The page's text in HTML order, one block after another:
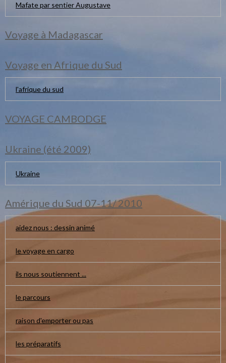
Mafate par sentier Augustave
Voyage à Madagascar
Voyage en Afrique du Sud
l'afrique du sud
VOYAGE CAMBODGE
Ukraine (été 2009)
Ukraine
Amérique du Sud 07-11/ 2010
aidez nous : dessin animé
le voyage en cargo
ils nous soutiennent ...
le parcours
raison d'emporter ou pas
les préparatifs